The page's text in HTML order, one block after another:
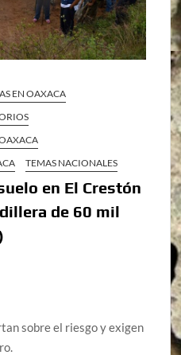
EN OAXACA
TEMAS NACIONALES
en El Crestón
de 60 mil
sobre el riesgo y exigen